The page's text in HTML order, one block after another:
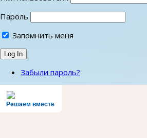
Пароль
Запомнить меня
Забыли пароль?
Решаем вместе